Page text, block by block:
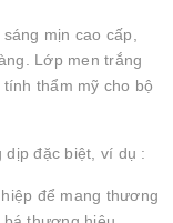
mịn cao cấp,
Lớp men trắng
thẩm mỹ cho bộ
dịp đặc biệt, ví dụ :
để mang thương